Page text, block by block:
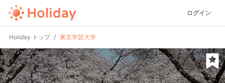
ログイン
Holiday トップ 東京学芸大学